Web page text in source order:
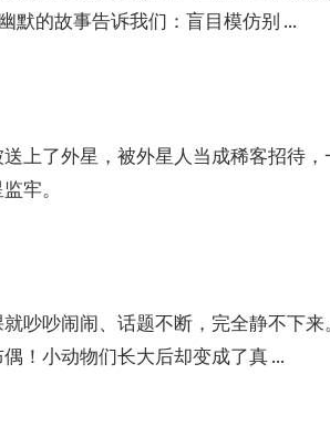
的故事告诉我们：盲目模仿别 ...
上了外星，被外星人当成稀客招待
牢。
吵吵闹闹、话题不断，完全静不下
！小动物们长大后却变成了真 ...